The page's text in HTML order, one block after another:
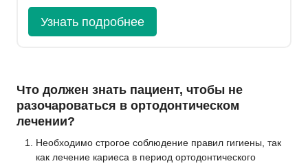
Узнать подробнее
Что должен знать пациент, чтобы не
разочароваться в ортодонтическом
лечении?
Необходимо строгое соблюдение правил гигиены, так
как лечение кариеса в период ортодонтического